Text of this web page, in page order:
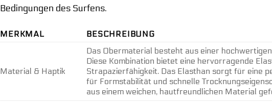
Bedingungen des Surfens.
MERKMAL BESCHREIBUNG
Material & Haptik
Das Obermaterial besteht aus einer
Diese Kombination bietet eine hervorragende
Strapazierfähigkeit. Das Elasthan sorgt für eine
für Formstabilität und schnelle
aus einem weichen, hautfreundlichen Material